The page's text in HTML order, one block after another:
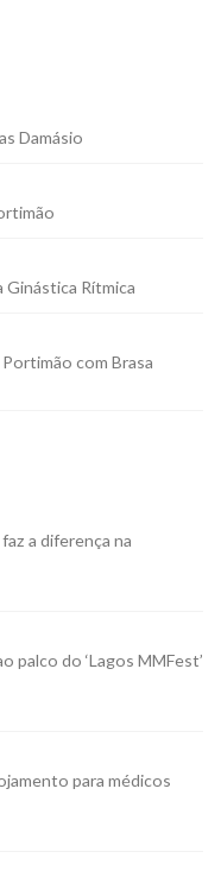
Damásio
Ginástica Rítmica
com Brasa
a diferença na
palco do ‘Lagos MMFest’
para médicos